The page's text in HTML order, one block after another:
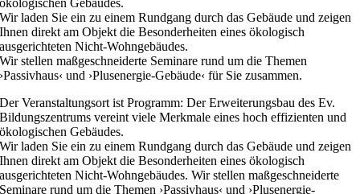
Wir laden Sie ein zu einem Rundgang durch das Gebäude und zeigen
Ihnen direkt am Objekt die Besonderheiten eines ökologisch
ausgerichteten Nicht-Wohngebäudes.
Wir stellen maßgeschneiderte Seminare rund um die Themen
›Passivhaus‹ und ›Plusenergie-Gebäude‹ für Sie zusammen.
Der Veranstaltungsort ist Programm: Der Erweiterungsbau des Ev.
Bildungszentrums vereint viele Merkmale eines hoch effizienten und
ökologischen Gebäudes.
Wir laden Sie ein zu einem Rundgang durch das Gebäude und zeigen
Ihnen direkt am Objekt die Besonderheiten eines ökologisch
ausgerichteten Nicht-Wohngebäudes. Wir stellen maßgeschneiderte
Seminare rund um die Themen ›Passivhaus‹ und ›Plusenergie-